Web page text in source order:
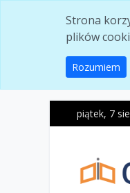
Strona
plików
Rozumiem
piątek, 7